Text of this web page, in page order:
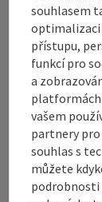
Facebook
souhlasem
optimalizaci
přístupu,
funkcí pro
a
vašem
partnery pro
souhlas s
můžete
podrobnosti